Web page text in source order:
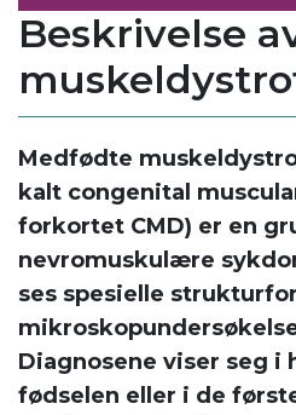
Beskrivelse
Medfødte
kalt congenital
forkortet CMD) er en
nevromuskulære
ses spesielle
Diagnosene viser seg i
fødselen eller i de